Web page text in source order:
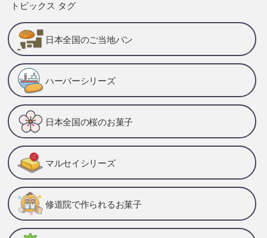
トピックス タグ
日本全国のご当地パン
ハーバーシリーズ
日本全国の桜のお菓子
マルセイシリーズ
修道院で作られるお菓子